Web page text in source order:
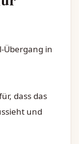
dass das
und